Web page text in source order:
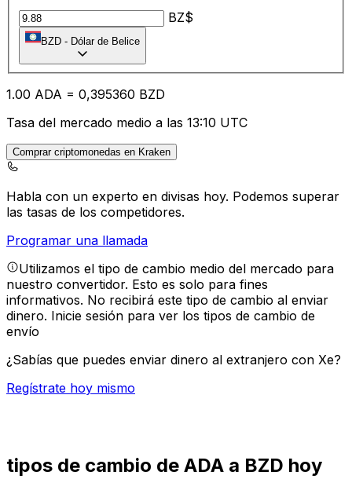
BZ$
BZD - Dólar de Belice
1.00 ADA = 0,395360 BZD
Tasa del mercado medio a las 13:10 UTC
Comprar criptomonedas en Kraken
Habla con un experto en divisas hoy. Podemos superar
las tasas de los competidores.
Programar una llamada
Utilizamos el tipo de cambio medio del mercado para
nuestro convertidor. Esto es solo para fines
informativos. No recibirá este tipo de cambio al enviar
dinero. Inicie sesión para ver los tipos de cambio de
envío
¿Sabías que puedes enviar dinero al extranjero con Xe?
Regístrate hoy mismo
tipos de cambio de ADA a BZD hoy